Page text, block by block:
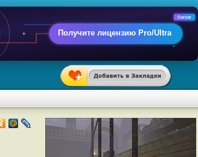
Получите лицензию Pro/Ultra
Cursor